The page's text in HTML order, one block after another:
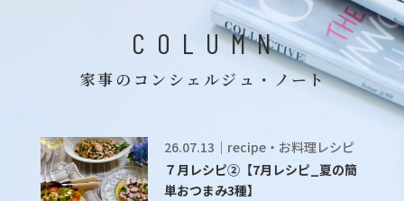
COLUMN
家事のコンシェルジュ・ノート
26.07.13｜recipe・お料理レシピ
７月レシピ②【7月レシピ_夏の簡
単おつまみ3種】